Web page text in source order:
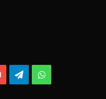
YouTubeTelegramWhatsApp